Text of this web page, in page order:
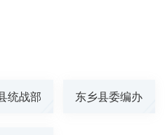
统战部 东乡县委编办